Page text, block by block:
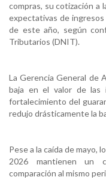
compras, su cotización a
expectativas de
de este año, según
Tributarios (DNIT).
La Gerencia General de
baja en el valor de las
fortalecimiento del
redujo drásticamente la
Pese a la caída de mayo,
2026 mantienen un
comparación al mismo